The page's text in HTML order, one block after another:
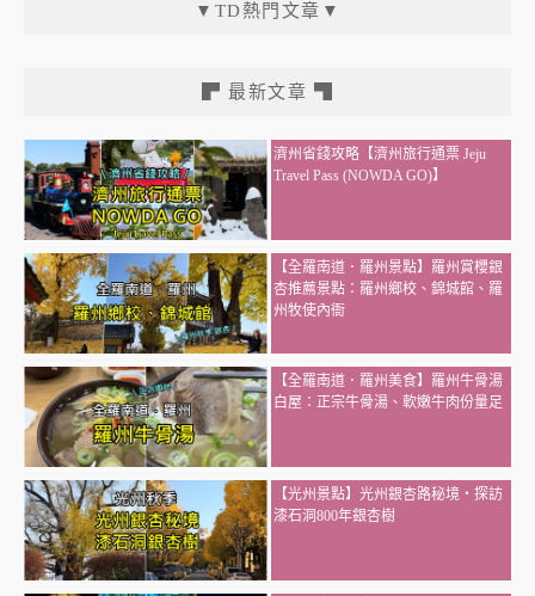
▼TD熱門文章▼
▛ 最新文章 ▜
濟州省錢攻略【濟州旅行通票 Jeju
Travel Pass (NOWDA GO)】
【全羅南道．羅州景點】羅州賞櫻銀
杏推薦景點：羅州鄉校、錦城館、羅
州牧使內衙
【全羅南道．羅州美食】羅州牛骨湯
白屋：正宗牛骨湯、軟嫩牛肉份量足
【光州景點】光州銀杏路秘境・探訪
漆石洞800年銀杏樹